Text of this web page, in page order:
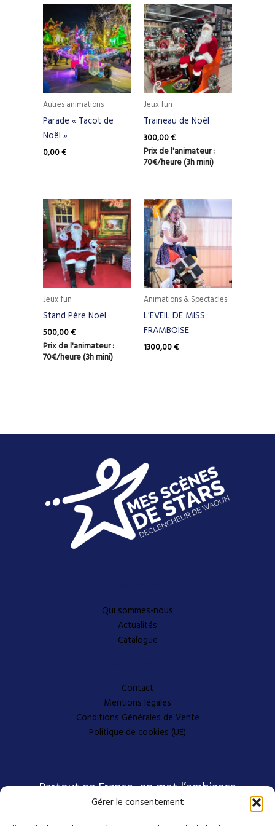
Gérer le consentement
Autres animations
Parade « Tacot de
Noël »
0,00€
Jeux fun
Traineau de Noêl
300,00€
Prix de l'animateur :
70€/heure (3h mini)
Jeux fun
Stand Père Noël
500,00€
Prix de l'animateur :
70€/heure (3h mini)
Animations & Spectacles
L’EVEIL DE MISS
FRAMBOISE
1300,00€
Qui sommes-nous
Actualités
Catalogue
Contact
Mentions légales
Conditions Générales de Vente
Politique de cookies (UE)
Partout en France, on met l’ambiance